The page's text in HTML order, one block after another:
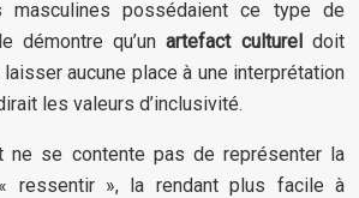
masculines possédaient ce type de
démontre qu’unartefact cultureldoit
aucune place à une interprétation
les valeurs d’inclusivité.
ne se contente pas de représenter la
», la rendant plus facile à